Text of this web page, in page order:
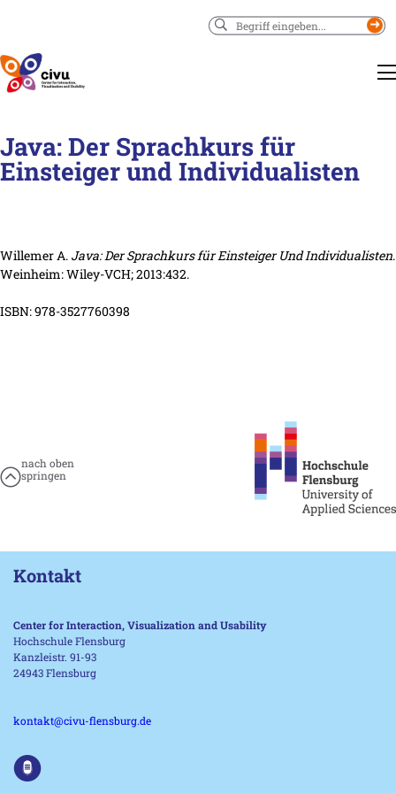
Suchen
Java: Der Sprachkurs für
Einsteiger und Individualisten
Willemer A. Java: Der Sprachkurs für Einsteiger Und Individualisten.
Weinheim: Wiley-VCH; 2013:432.
ISBN: 978-3527760398
nach oben
springen
Kontakt
Center for Interaction, Visualization and Usability
Hochschule Flensburg
Kanzleistr. 91-93
24943 Flensburg
kontakt@civu-flensburg.de